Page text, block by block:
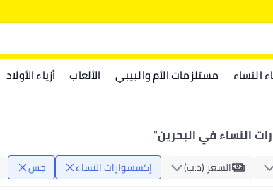
النساء مستلزمات الأم والبيبي الألعاب أزياء الأولاد
النساء في البحرين"
السعر (د.ب‏) إكسسوارات النساء جس